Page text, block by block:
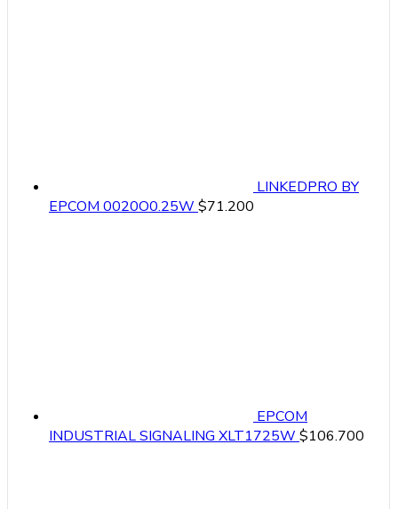
LINKEDPRO BY
EPCOM 0020O0.25W $71.200
EPCOM
INDUSTRIAL SIGNALING XLT1725W $106.700